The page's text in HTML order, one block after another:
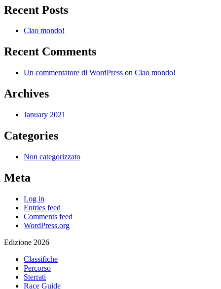
Recent Posts
Ciao mondo!
Recent Comments
Un commentatore di WordPress on Ciao mondo!
Archives
January 2021
Categories
Non categorizzato
Meta
Log in
Entries feed
Comments feed
WordPress.org
Edizione 2026
Classifiche
Percorso
Sterrati
Race Guide